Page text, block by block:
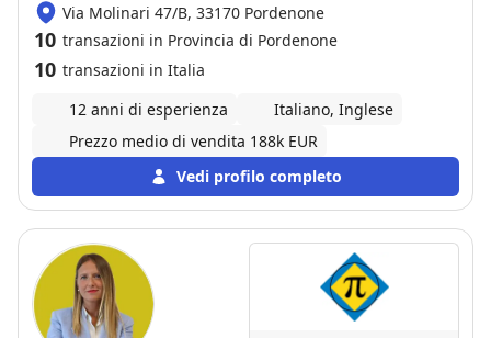
Via Molinari 47/B, 33170 Pordenone
10 transazioni in Provincia di Pordenone
10 transazioni in Italia
12 anni di esperienza
Italiano, Inglese
Prezzo medio di vendita 188k EUR
Vedi profilo completo